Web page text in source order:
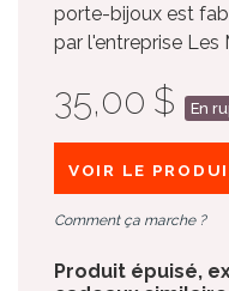
porte-bijoux est
par l'entreprise Les
35,00 $ En
VOIR LE
Comment ça marche ?
Produit épuisé,